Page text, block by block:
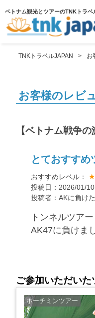
ベトナム観光とツアーのTNKトラベ
TNKトラベルJAPAN お
お客様のレビ
【ベトナム戦争
とておすすめ
おすすめレベル：
投稿日：2026/01/10
投稿者：AKに負け
トンネルツア
AK47に負けま
ご参加いただいた
ホーチミンツアー